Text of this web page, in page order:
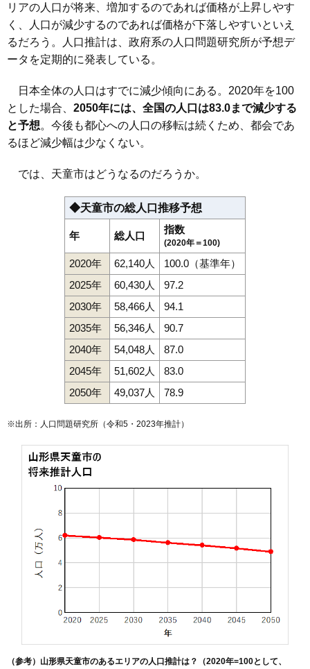
リアの人口が将来、増加するのであれば価格が上昇しやす
く、人口が減少するのであれば価格が下落しやすいといえ
るだろう。人口推計は、政府系の人口問題研究所が予想デ
ータを定期的に発表している。
日本全体の人口はすでに減少傾向にある。2020年を100
とした場合、 2050年には、全国の人口は83.0まで減少する
と予想。今後も都心への人口の移転は続くため、都会であ
るほど減少幅は少なくない。
では、天童市はどうなるのだろうか。
◆天童市の総人口推移予想
年 総人口
指数
(2020年＝100)
2020年 62,140人
100.0（基準年）
2025年
60,430人
97.2
2030年
58,466人
94.1
2035年
56,346人
90.7
2040年
54,048人
87.0
2045年
51,602人
83.0
2050年
49,037人 78.9
※出所：人口問題研究所（令和5・2023年推計）
（参考）山形県天童市のあるエリアの人口推計は？（2020年=100として、